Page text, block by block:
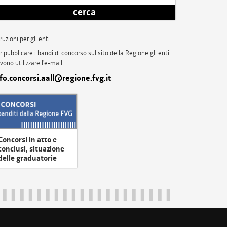
cerca
per gli enti
pubblicare i bandi di concorso sul sito della Regione gli enti
utilizzare l'e-mail
in atto e
situazione
graduatorie